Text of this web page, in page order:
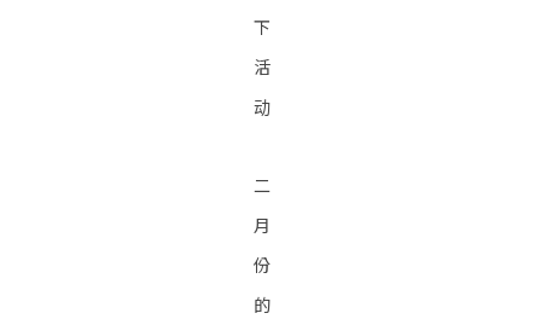
下
活
动
二
月
份
的